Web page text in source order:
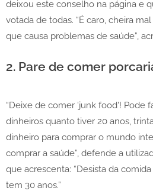
deixou este conselho na página e
votada de todas. “É caro, cheira
que causa problemas de saúde”,
2. Pare de comer
“Deixe de comer 'junk food'! Pode
dinheiros quanto tiver 20 anos,
dinheiro para comprar o mundo
comprar a saúde”, defende a
que acrescenta: “Desista da
tem 30 anos.”